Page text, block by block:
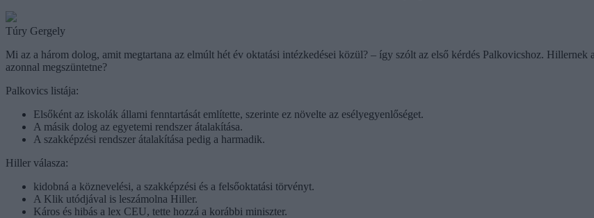
Túry Gergely
Mi az a három dolog, amit megtartana az elmúlt hét év oktatási intézkedései közül? – így szólt az első kérdés Palkovicshoz.
azonnal megszüntetne?
Palkovics listája:
Elsőként az iskolák állami fenntartását említette, szerinte ez növelte az esélyegyenlőséget.
A másik dolog az egyetemi rendszer átalakítása.
A szakképzési rendszer átalakítása pedig a harmadik.
Hiller válasza:
kidobná a köznevelési, a szakképzési és a felsőoktatási törvényt.
A Klik utódjával is leszámolna Hiller.
Káros és hibás a lex CEU, tette hozzá a korábbi miniszter.